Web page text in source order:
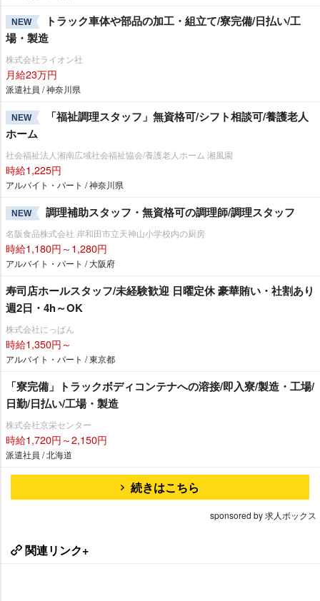
NEW
トラック車体や部品の加工・組立て/寮完備/日払い/工
場・製造
株式会社ライオン社
月給23万円
派遣社員 / 神奈川県
NEW
「福祉調理スタッフ」無資格可/シフト相談可/養護老人
ホーム
社会福祉法人湘南広域社会福祉協会/養護老人ホーム 湘風園
時給1,225円
アルバイト・パート / 神奈川県
NEW 調理補助スタッフ・無資格可の調理師/調理スタッフ
名阪食品株式会社 岸和田市立天神山小学校内の厨房
時給1,180円～1,280円
アルバイト・パート / 大阪府
寿司店ホールスタッフ/未経験歓迎 日曜定休 豪華賄い・社割あり
週2日・4h～OK
株式会社にっぱん
時給1,350円～
アルバイト・パート / 東京都
「寮完備」トラックボディコンテナへの溶接/即入寮/製造・工場/
日勤/日払い/工場・製造
株式会社京栄センター
時給1,720円～2,150円
派遣社員 / 北海道
続きはこちら
sponsored by 求人ボックス
関連リンク+